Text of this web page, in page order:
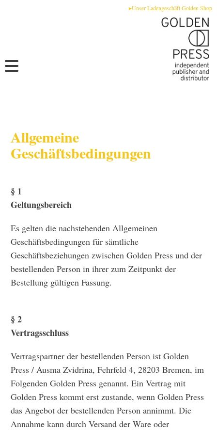
▸Unser Ladengeschäft Golden Shop
Allgemeine
Geschäftsbedingungen
§ 1
Geltungsbereich
Es gelten die nachstehenden Allgemeinen
Geschäftsbedingungen für sämtliche
Geschäftsbeziehungen zwischen Golden Press und der
bestellenden Person in ihrer zum Zeitpunkt der
Bestellung gültigen Fassung.
§ 2
Vertragsschluss
Vertragspartner der bestellenden Person ist Golden
Press / Ausma Zvidrina, Fehrfeld 4, 28203 Bremen, im
Folgenden Golden Press genannt. Ein Vertrag mit
Golden Press kommt erst zustande, wenn Golden Press
das Angebot der bestellenden Person annimmt. Die
Annahme kann durch Versand der Ware oder